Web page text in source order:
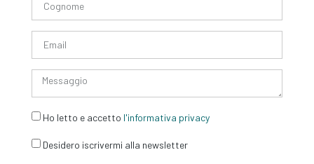
Ho letto e accetto l'informativa privacy
Desidero iscrivermi alla newsletter